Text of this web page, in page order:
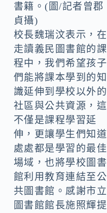
書籍。(圖/記者曾郡
貞攝)
校長魏瑞汶表示，在
走讀義民圖書館的課
程中，我們希望孩子
們能將課本學到的知
識延伸到學校以外的
社區與公共資源，這
不僅是課程學習延
伸，更讓學生們知道
處處都是學習的最佳
場域，也將學校圖書
館利用教育連結至公
共圖書館。感謝市立
圖書館館長施照輝提